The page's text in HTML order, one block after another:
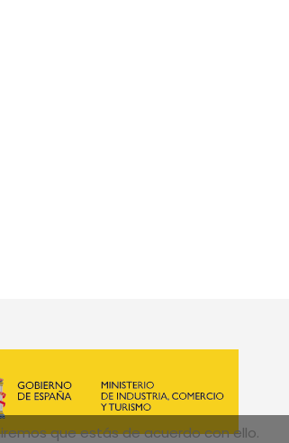
que estás de acuerdo con ello.